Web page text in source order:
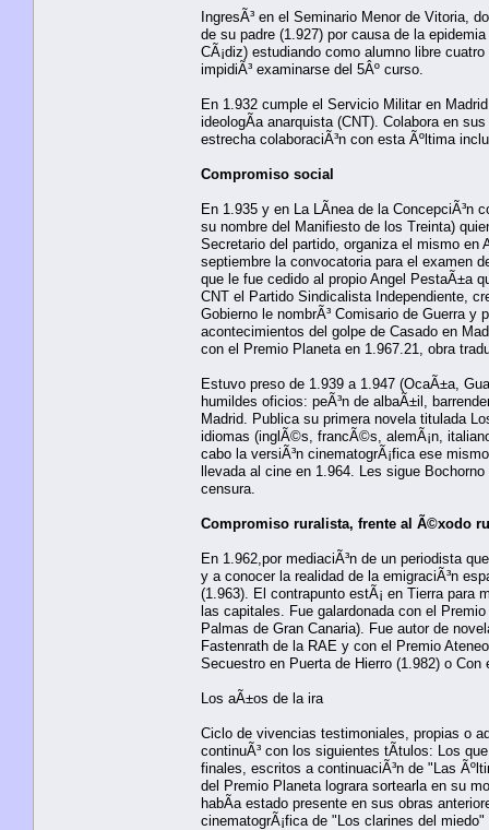
IngresÃ³ en el Seminario Menor de Vitoria,
de su padre (1.927) por causa de la
CÃ¡diz) estudiando como alumno libre
impidiÃ³ examinarse del 5Âº curso.
En 1.932 cumple el Servicio Militar en
ideologÃ­a anarquista (CNT). Colabora en
estrecha colaboraciÃ³n con esta Ãºltima
Compromiso social
En 1.935 y en La LÃ­nea de la ConcepciÃ³n
su nombre del Manifiesto de los Treinta)
Secretario del partido, organiza el mismo
septiembre la convocatoria para el examen
que le fue cedido al propio Angel PestaÃ±a
CNT el Partido Sindicalista Independiente,
Gobierno le nombrÃ³ Comisario de Guerra y
acontecimientos del golpe de Casado en
con el Premio Planeta en 1.967.2​1​, obra
Estuvo preso de 1.939 a 1.947 (OcaÃ±a,
humildes oficios: peÃ³n de albaÃ±il,
Madrid. Publica su primera novela titulada
idiomas (inglÃ©s, francÃ©s, alemÃ¡n,
cabo la versiÃ³n cinematogrÃ¡fica ese
llevada al cine en 1.964. Les sigue
censura.
Compromiso ruralista, frente al Ã©xodo
En 1.962,por mediaciÃ³n de un periodista
y a conocer la realidad de la emigraciÃ³n
(1.963). El contrapunto estÃ¡ en Tierra para
las capitales. Fue galardonada con el
Palmas de Gran Canaria). Fue autor de
Fastenrath de la RAE y con el Premio
Secuestro en Puerta de Hierro (1.982) o Con
Los aÃ±os de la ira
Ciclo de vivencias testimoniales, propias o
continuÃ³ con los siguientes tÃ­tulos: Los
finales, escritos a continuaciÃ³n de "Las
del Premio Planeta lograra sortearla en su
habÃ­a estado presente en sus obras
cinematogrÃ¡fica de "Los clarines del